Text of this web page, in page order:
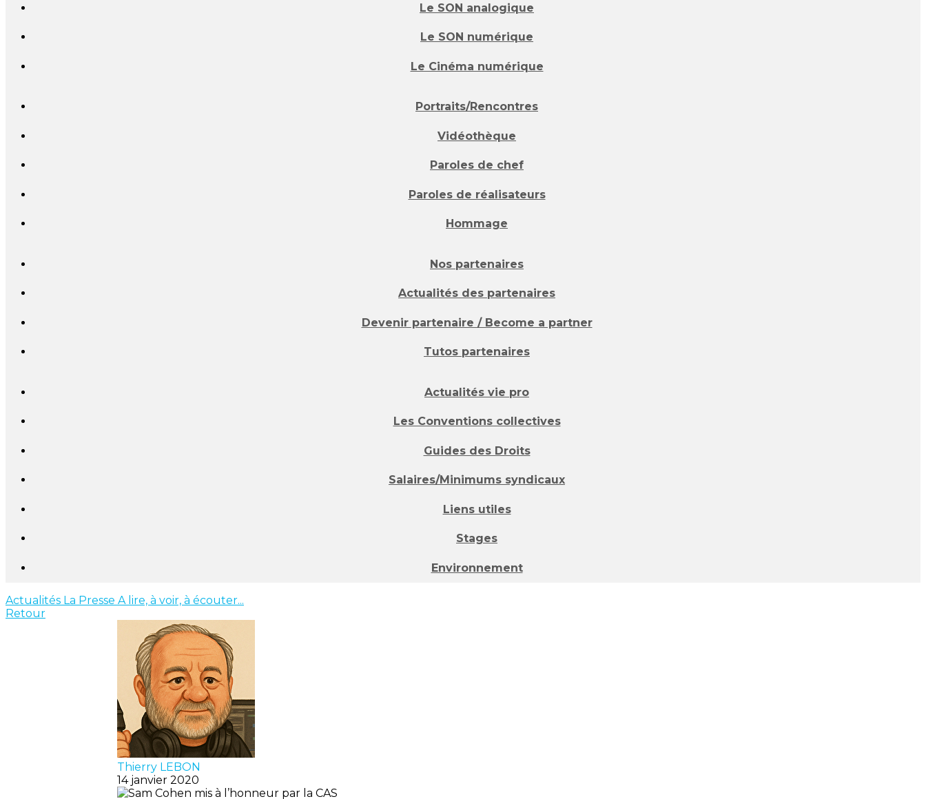
Le SON analogique
Le SON numérique
Le Cinéma numérique
Portraits/Rencontres
Vidéothèque
Paroles de chef
Paroles de réalisateurs
Hommage
Nos partenaires
Actualités des partenaires
Devenir partenaire / Become a partner
Tutos partenaires
Actualités vie pro
Les Conventions collectives
Guides des Droits
Salaires/Minimums syndicaux
Liens utiles
Stages
Environnement
Actualités La Presse A lire, à voir, à écouter...
Retour
Thierry LEBON
14 janvier 2020